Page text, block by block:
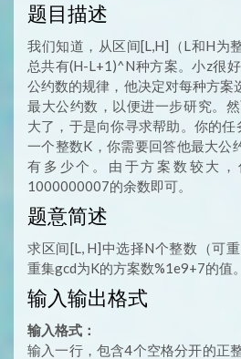
题目描述
我们知道，从区间[L,H]（L和H为
总共有(H-L+1)^N种方案。小z很
公约数的规律，他决定对每种方案
最大公约数，以便进一步研究。
大了，于是向你寻求帮助。你的
一个整数K，你需要回答他最大公
有多少个。由于方案数较大
1000000007的余数即可。
题意简述
求区间[L, H]中选择N个整数（可
重集gcd为K的方案数%1e9+7的值。
输入输出格式
输入格式：
输入一行，包含4个空格分开的正